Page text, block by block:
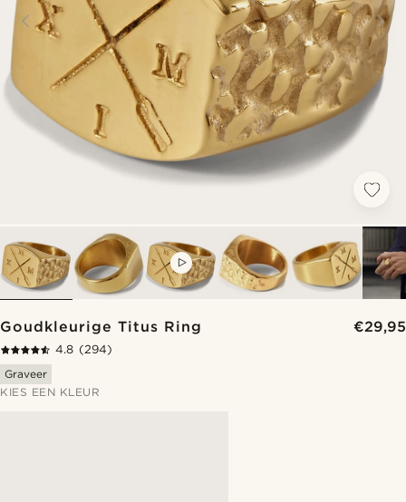
Goudkleurige Titus Ring €29,95
4.8 (294)
Graveer
KIES EEN KLEUR